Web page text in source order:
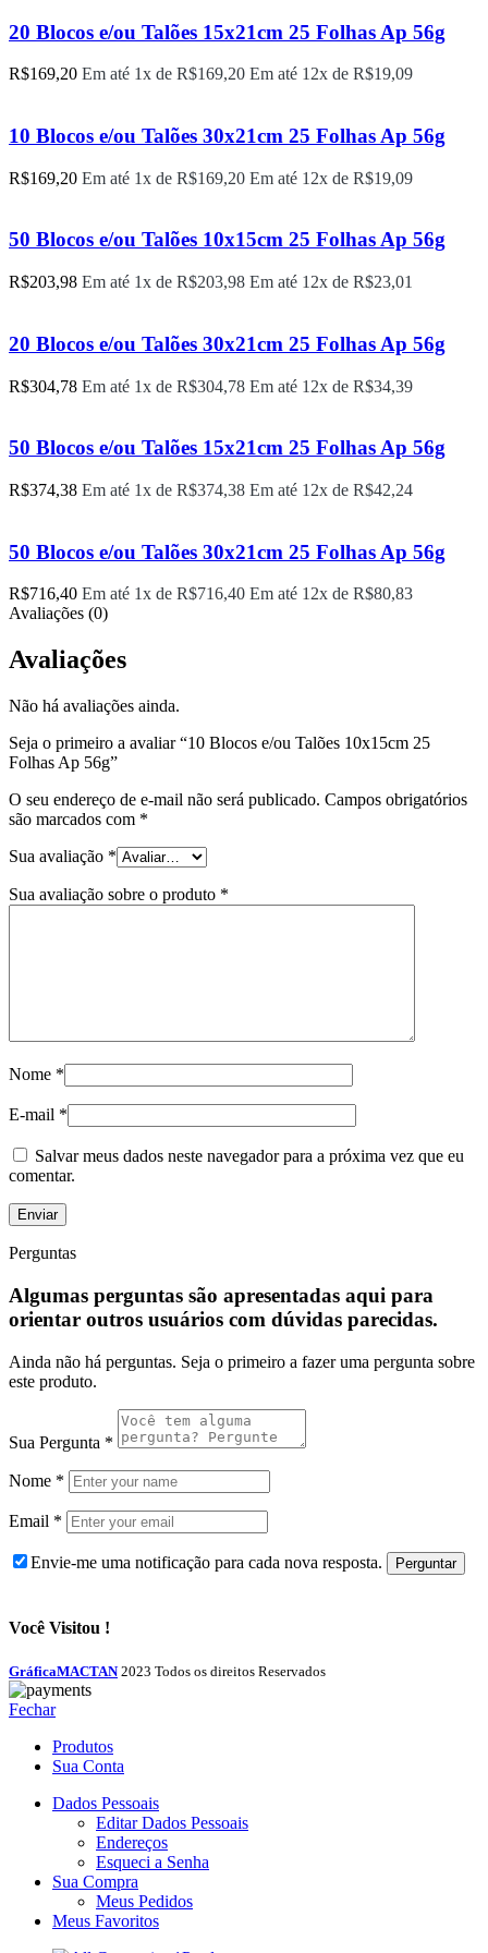
20 Blocos e/ou Talões 15x21cm 25 Folhas Ap 56g
R$169,20 Em até 1x de R$169,20 Em até 12x de R$19,09
10 Blocos e/ou Talões 30x21cm 25 Folhas Ap 56g
R$169,20 Em até 1x de R$169,20 Em até 12x de R$19,09
50 Blocos e/ou Talões 10x15cm 25 Folhas Ap 56g
R$203,98 Em até 1x de R$203,98 Em até 12x de R$23,01
20 Blocos e/ou Talões 30x21cm 25 Folhas Ap 56g
R$304,78 Em até 1x de R$304,78 Em até 12x de R$34,39
50 Blocos e/ou Talões 15x21cm 25 Folhas Ap 56g
R$374,38 Em até 1x de R$374,38 Em até 12x de R$42,24
50 Blocos e/ou Talões 30x21cm 25 Folhas Ap 56g
R$716,40 Em até 1x de R$716,40 Em até 12x de R$80,83
Avaliações (0)
Avaliações
Não há avaliações ainda.
Seja o primeiro a avaliar “10 Blocos e/ou Talões 10x15cm 25
Folhas Ap 56g”
O seu endereço de e-mail não será publicado. Campos obrigatórios
são marcados com *
Sua avaliação *
Sua avaliação sobre o produto *
Nome *
E-mail *
Salvar meus dados neste navegador para a próxima vez que eu
comentar.
Perguntas
Algumas perguntas são apresentadas aqui para
orientar outros usuários com dúvidas parecidas.
Ainda não há perguntas. Seja o primeiro a fazer uma pergunta sobre
este produto.
Sua Pergunta *
Nome *
Email *
Envie-me uma notificação para cada nova resposta.
Você Visitou !
GráficaMACTAN 2023 Todos os direitos Reservados
Fechar
Produtos
Sua Conta
Dados Pessoais
Editar Dados Pessoais
Endereços
Esqueci a Senha
Sua Compra
Meus Pedidos
Meus Favoritos